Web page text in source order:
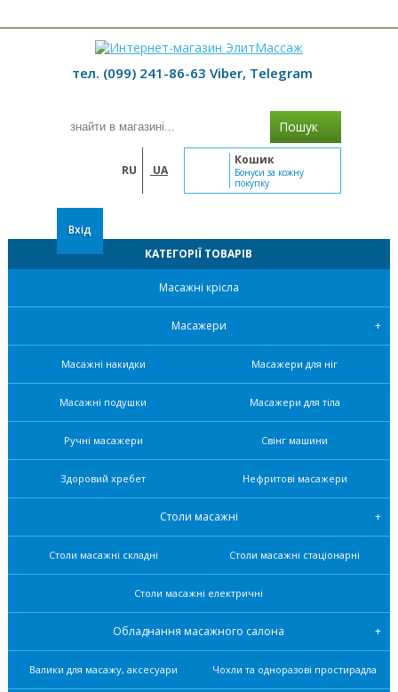
тел. (099) 241-86-63 Viber, Telegram
Пошук
RU UA
Кошик
Бонуси за кожну
покупку
Вхід
КАТЕГОРІЇ ТОВАРІВ
Масажні крісла
Масажери
Масажні накидки Масажери для ніг
Масажні подушки Масажери для тіла
Ручні масажери Свінг машини
Здоровий хребет Нефритові масажери
Столи масажні
Столи масажні складні Столи масажні стаціонарні
Столи масажні електричні
Обладнання масажного салона
Валики для масажу, аксесуари Чохли та одноразові простирадла